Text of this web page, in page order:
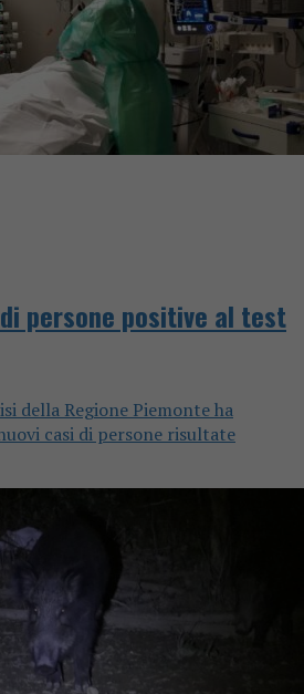
persone positive al test
della Regione Piemonte ha
casi di persone risultate